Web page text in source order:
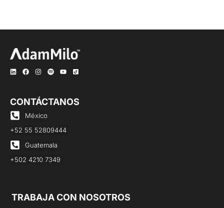
CONTÁCTANOS
México
+52 55 52809444
Guatemala
+502 4210 7349
TRABAJA CON NOSOTROS